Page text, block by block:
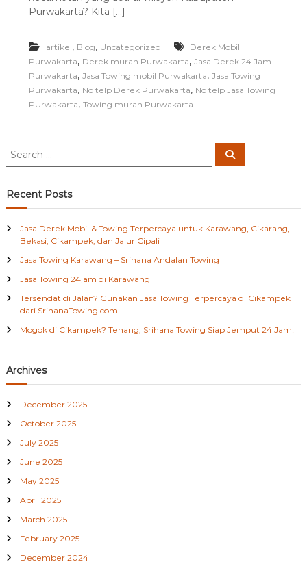
E
D
E
E
K
P
A
K
R
Purwakarta? Kita […]
artikel, Blog, Uncategorized
Derek Mobil
Purwakarta, Derek murah Purwakarta, Jasa Derek 24 Jam
Purwakarta, Jasa Towing mobil Purwakarta, Jasa Towing
Purwakarta, No telp Derek Purwakarta, No telp Jasa Towing
PUrwakarta, Towing murah Purwakarta
S
r
c
f
r
:
S
Recent Posts
Jasa Derek Mobil & Towing Terpercaya untuk Karawang, Cikarang,
Bekasi, Cikampek, dan Jalur Cipali
Jasa Towing Karawang – Srihana Andalan Towing
Jasa Towing 24jam di Karawang
Tersendat di Jalan? Gunakan Jasa Towing Terpercaya di Cikampek
dari SrihanaTowing.com
Mogok di Cikampek? Tenang, Srihana Towing Siap Jemput 24 Jam!
Archives
December 2025
October 2025
July 2025
June 2025
May 2025
April 2025
March 2025
February 2025
December 2024